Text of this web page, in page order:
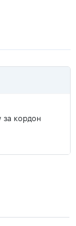
за кордон